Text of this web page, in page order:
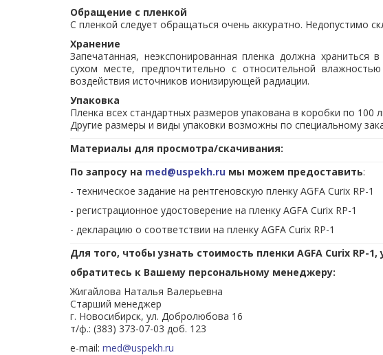
Обращение с пленкой
С пленкой следует обращаться очень аккуратно. Недопустимо
Хранение
Запечатанная, неэкспонированная пленка должна
сухом месте, предпочтительно с относительной
воздействия источников ионизирующей радиации.
Упаковка
Пленка всех стандартных размеров упакована в коробки по 100
Другие размеры и виды упаковки возможны по специальному
Материалы для просмотра/скачивания:
По запросу на med@uspekh.ru мы можем предоставить:
- техническое задание на рентгеновскую пленку AGFA Curix RP-1
- регистрационное удостоверение на пленку AGFA Curix RP-1
- декларацию о соответствии на пленку AGFA Curix RP-1
Для того, чтобы узнать стоимость пленки AGFA Curix RP-
обратитесь к Вашему персональному менеджеру:
Жигайлова Наталья Валерьевна
Старший менеджер
г. Новосибирск, ул. Добролюбова 16
т/ф.: (383) 373-07-03 доб. 123
e-mail: med@uspekh.ru